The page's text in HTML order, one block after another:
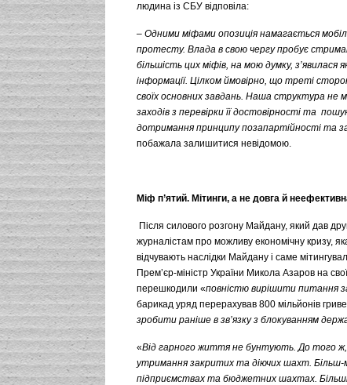
людина із СБУ відповіла:
–Одними міфами опозиція намагається
протесту. Влада в свою чергу пробує
більшість цих міфів, на мою думку,
інформації. Цілком ймовірно, що треті
своїх основних завдань. Наша структура не
заходів з перевірки її достовірності та
дотримання принципу позапартійності та
побажала залишитися невідомою.
Міф п’ятий. Мітинги, а не довга й
Після силового розгону Майдану, який дав
журналістам про можливу економічну кризу,
відчувають наслідки Майдану і саме
Прем’єр-міністр України Микола Азаров на
перешкодили «повністю вирішити питання
барикад уряд перерахував 800 мільйонів
зробити раніше в зв’язку з блокуванням
«Від гарного життя не бунтують. До того ж,
утримання закритих та діючих шахт. Більш-
підприємствах та бюджетних шахтах.